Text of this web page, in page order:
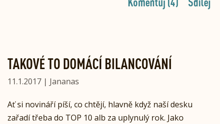
TAKOVÉ TO DOMÁCÍ BILANCOVÁNÍ
11.1.2017 | Jananas
Ať si novináří píší, co chtějí, hlavně když naší desku
zařadí třeba do TOP 10 alb za uplynulý rok. Jako